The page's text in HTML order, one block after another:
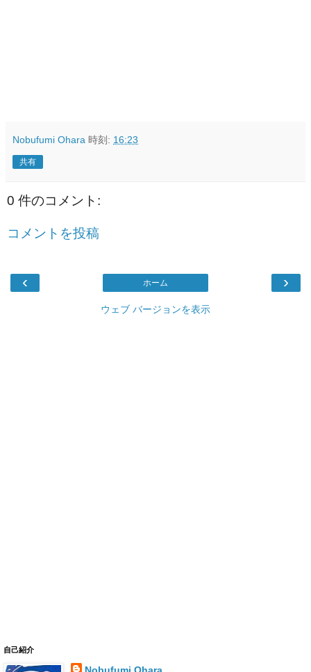
Nobufumi Ohara 時刻: 16:23
共有
0 件のコメント:
コメントを投稿
‹ ›
ホーム
ウェブ バージョンを表示
自己紹介
Nobufumi Ohara